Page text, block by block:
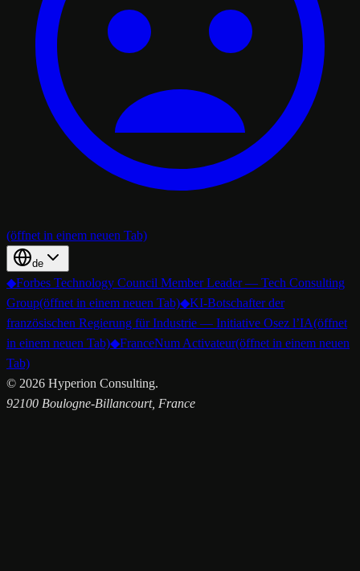
(öffnet in einem neuen Tab)
de
◆Forbes Technology Council Member Leader — Tech Consulting
Group(öffnet in einem neuen Tab)◆KI-Botschafter der
französischen Regierung für Industrie — Initiative Osez l’IA(öffnet
in einem neuen Tab)◆FranceNum Activateur(öffnet in einem neuen
Tab)
© 2026 Hyperion Consulting.
92100 Boulogne-Billancourt, France